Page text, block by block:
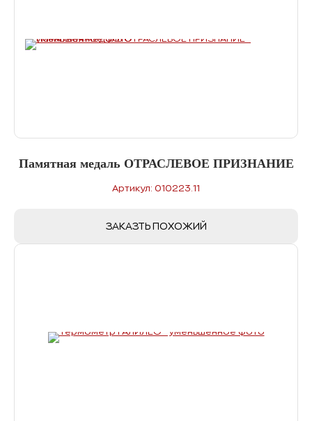
Памятная медаль ОТРАСЛЕВОЕ ПРИЗНАНИЕ
Артикул: 010223.11
ЗАКАЗТЬ ПОХОЖИЙ